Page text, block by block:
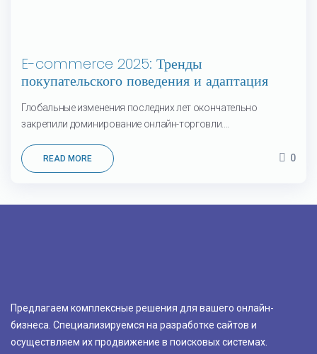
E-commerce 2025: Тренды
покупательского поведения и адаптация
Глобальные изменения последних лет окончательно
закрепили доминирование онлайн-торговли....
READ MORE 0
Предлагаем комплексные решения для вашего онлайн-
бизнеса. Специализируемся на разработке сайтов и
осуществляем их продвижение в поисковых системах.